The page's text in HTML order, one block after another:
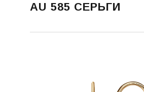
AU 585 СЕРЬГИ